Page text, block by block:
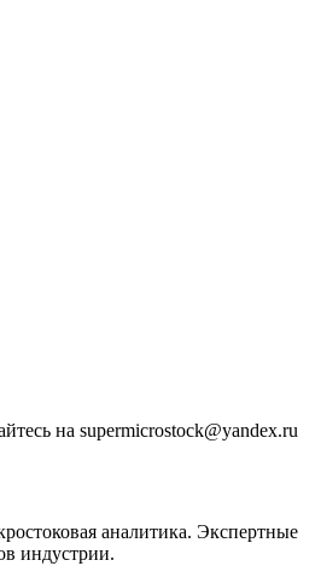
на supermicrostock@yandex.ru
аналитика. Экспертные
индустрии.